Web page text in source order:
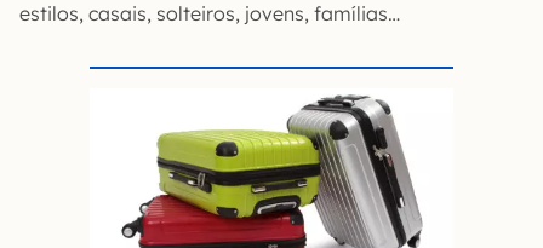
estilos, casais, solteiros, jovens, famílias…